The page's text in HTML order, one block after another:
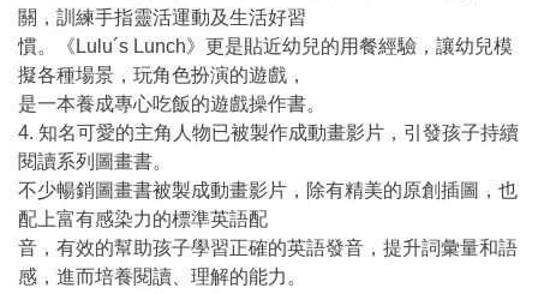
關，訓練手指靈活運動及生活好習
慣。《Lulu´s Lunch》更是貼近幼兒的用餐經驗，讓幼兒模
擬各種場景，玩角色扮演的遊戲，
是一本養成專心吃飯的遊戲操作書。
4. 知名可愛的主角人物已被製作成動畫影片，引發孩子持續
閱讀系列圖畫書。
不少暢銷圖畫書被製成動畫影片，除有精美的原創插圖，也
配上富有感染力的標準英語配
音，有效的幫助孩子學習正確的英語發音，提升詞彙量和語
感，進而培養閱讀、理解的能力。